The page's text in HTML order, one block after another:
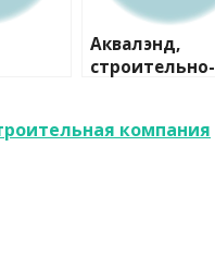
Аквалэнд,
строительно-
компания